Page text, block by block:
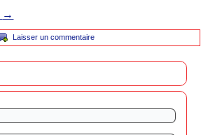
→
Laisser un commentaire